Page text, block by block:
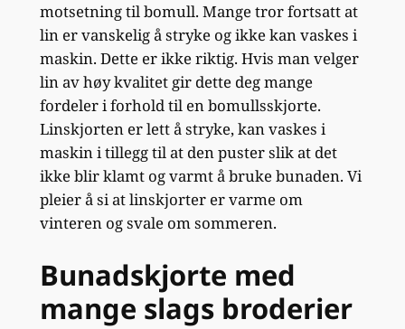
motsetning til bomull. Mange tror fortsatt at
lin er vanskelig å stryke og ikke kan vaskes i
maskin. Dette er ikke riktig. Hvis man velger
lin av høy kvalitet gir dette deg mange
fordeler i forhold til en bomullsskjorte.
Linskjorten er lett å stryke, kan vaskes i
maskin i tillegg til at den puster slik at det
ikke blir klamt og varmt å bruke bunaden. Vi
pleier å si at linskjorter er varme om
vinteren og svale om sommeren.
Bunadskjorte med
mange slags broderier